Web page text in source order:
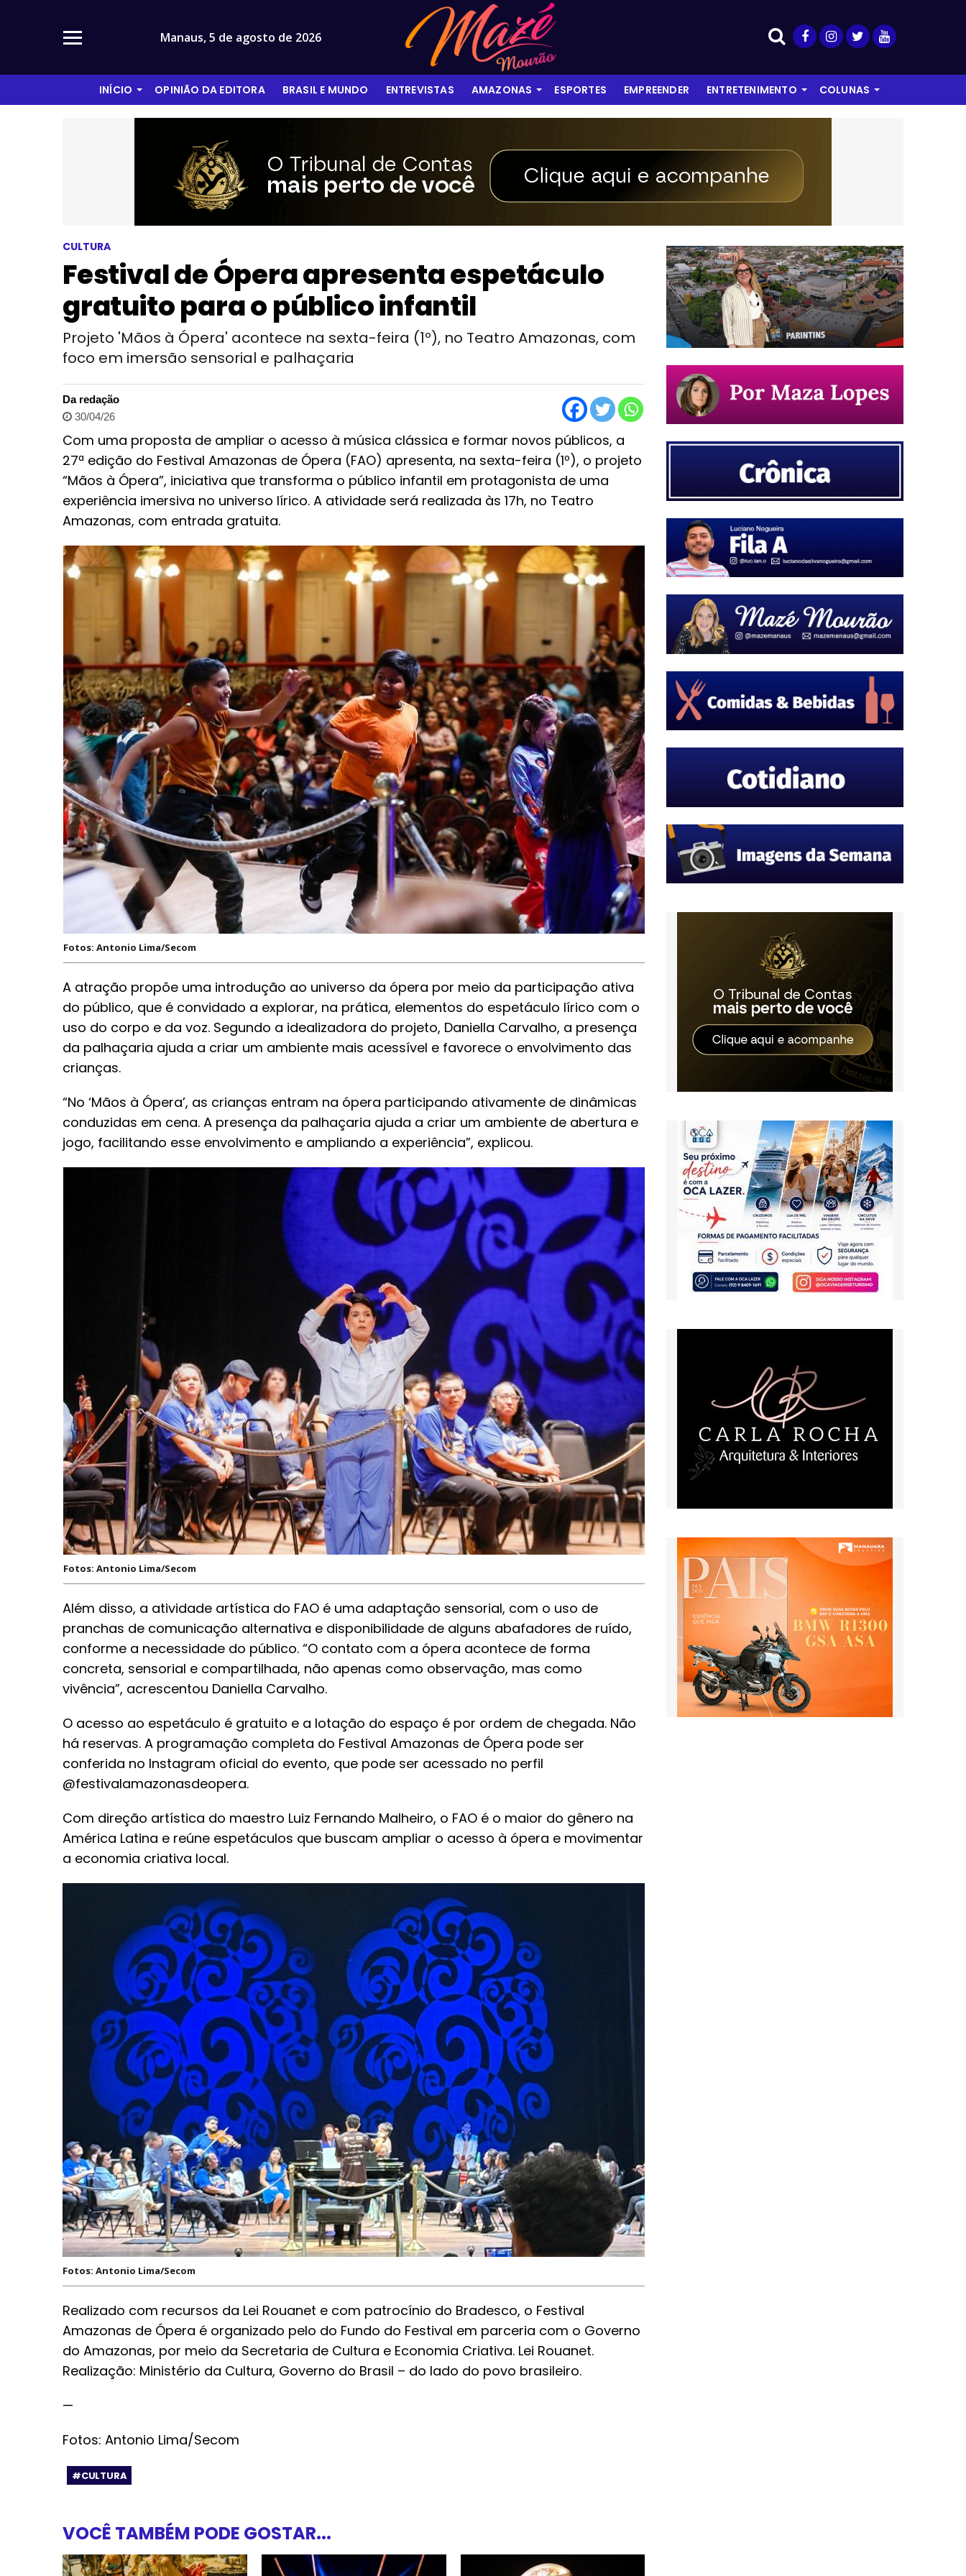
Manaus,5 de agosto de 2026
INÍCIO OPINIÃO DA EDITORA BRASIL E MUNDO ENTREVISTAS AMAZONAS ESPORTES EMPREENDER ENTRETENIMENTO COLUNAS
CULTURA
Festival de Ópera apresenta espetáculo
gratuito para o público infantil
Projeto 'Mãos à Ópera' acontece na sexta-feira (1º), no Teatro Amazonas, com
foco em imersão sensorial e palhaçaria
Da redação
30/04/26
Com uma proposta de ampliar o acesso à música clássica e formar novos públicos, a
27ª edição do Festival Amazonas de Ópera (FAO) apresenta, na sexta-feira (1º), o projeto
“Mãos à Ópera”, iniciativa que transforma o público infantil em protagonista de uma
experiência imersiva no universo lírico. A atividade será realizada às 17h, no Teatro
Amazonas, com entrada gratuita.
Fotos: Antonio Lima/Secom
A atração propõe uma introdução ao universo da ópera por meio da participação ativa
do público, que é convidado a explorar, na prática, elementos do espetáculo lírico com o
uso do corpo e da voz. Segundo a idealizadora do projeto, Daniella Carvalho, a presença
da palhaçaria ajuda a criar um ambiente mais acessível e favorece o envolvimento das
crianças.
“No ‘Mãos à Ópera’, as crianças entram na ópera participando ativamente de dinâmicas
conduzidas em cena. A presença da palhaçaria ajuda a criar um ambiente de abertura e
jogo, facilitando esse envolvimento e ampliando a experiência”, explicou.
Fotos: Antonio Lima/Secom
Além disso, a atividade artística do FAO é uma adaptação sensorial, com o uso de
pranchas de comunicação alternativa e disponibilidade de alguns abafadores de ruído,
conforme a necessidade do público. “O contato com a ópera acontece de forma
concreta, sensorial e compartilhada, não apenas como observação, mas como
vivência”, acrescentou Daniella Carvalho.
O acesso ao espetáculo é gratuito e a lotação do espaço é por ordem de chegada. Não
há reservas. A programação completa do Festival Amazonas de Ópera pode ser
conferida no Instagram oficial do evento, que pode ser acessado no perfil
@festivalamazonasdeopera.
Com direção artística do maestro Luiz Fernando Malheiro, o FAO é o maior do gênero na
América Latina e reúne espetáculos que buscam ampliar o acesso à ópera e movimentar
a economia criativa local.
Fotos: Antonio Lima/Secom
Realizado com recursos da Lei Rouanet e com patrocínio do Bradesco, o Festival
Amazonas de Ópera é organizado pelo do Fundo do Festival em parceria com o Governo
do Amazonas, por meio da Secretaria de Cultura e Economia Criativa. Lei Rouanet.
Realização: Ministério da Cultura, Governo do Brasil – do lado do povo brasileiro.
—
Fotos: Antonio Lima/Secom
#CULTURA
VOCÊ TAMBÉM PODE GOSTAR...